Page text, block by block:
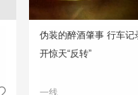
伪装的醉酒肇事 行车记
开惊天“反转”
一线